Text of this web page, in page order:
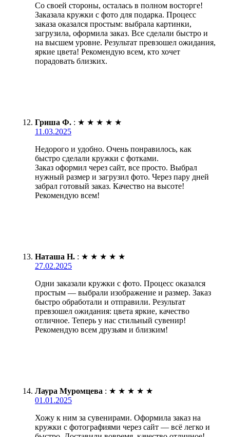
Со своей стороны, осталась в полном восторге!
Заказала кружки с фото для подарка. Процесс
заказа оказался простым: выбрала картинки,
загрузила, оформила заказ. Все сделали быстро и
на высшем уровне. Результат превзошел ожидания,
яркие цвета! Рекомендую всем, кто хочет
порадовать близких.
Гриша Ф. : ★ ★ ★ ★ ★
11.03.2025
Недорого и удобно. Очень понравилось, как
быстро сделали кружки с фотками.
Заказ оформил через сайт, все просто. Выбрал
нужный размер и загрузил фото. Через пару дней
забрал готовый заказ. Качество на высоте!
Рекомендую всем!
Наташа Н. : ★ ★ ★ ★ ★
27.02.2025
Одни заказали кружки с фото. Процесс оказался
простым — выбрали изображение и размер. Заказ
быстро обработали и отправили. Результат
превзошел ожидания: цвета яркие, качество
отличное. Теперь у нас стильный сувенир!
Рекомендую всем друзьям и близким!
Лаура Муромцева : ★ ★ ★ ★ ★
01.01.2025
Хожу к ним за сувенирами. Оформила заказ на
кружки с фотографиями через сайт — всё легко и